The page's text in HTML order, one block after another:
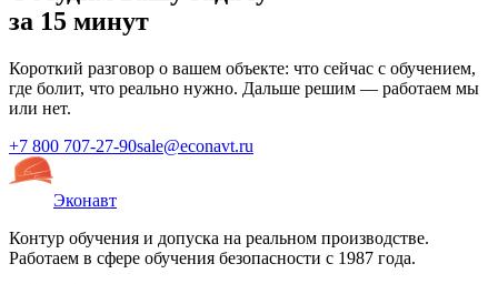
за 15 минут
Короткий разговор о вашем объекте: что сейчас с обучением,
где болит, что реально нужно. Дальше решим — работаем мы
или нет.
+7 800 707-27-90sale@econavt.ru
Эконавт
Контур обучения и допуска на реальном производстве.
Работаем в сфере обучения безопасности с 1987 года.